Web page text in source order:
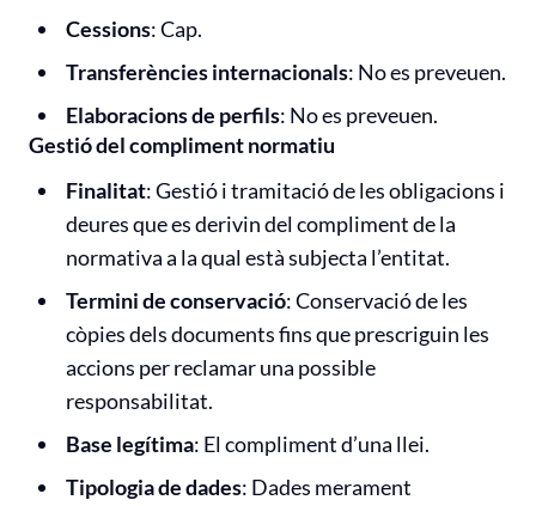
Cessions: Cap.
Transferències internacionals: No es preveuen.
Elaboracions de perfils: No es preveuen.
Gestió del compliment normatiu
Finalitat: Gestió i tramitació de les obligacions i
deures que es derivin del compliment de la
normativa a la qual està subjecta l’entitat.
Termini de conservació: Conservació de les
còpies dels documents fins que prescriguin les
accions per reclamar una possible
responsabilitat.
Base legítima: El compliment d’una llei.
Tipologia de dades: Dades merament